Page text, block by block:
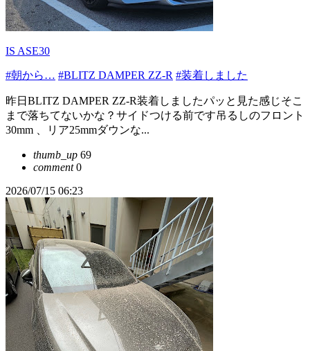
IS ASE30
#朝から… #BLITZ DAMPER ZZ-R #装着しました
昨日BLITZ DAMPER ZZ-R装着しましたパッと見た感じそこ
まで落ちてないかな？サイドつける前です吊るしのフロント
30mm 、リア25mmダウンな...
thumb_up 69
comment0
2026/07/15 06:23